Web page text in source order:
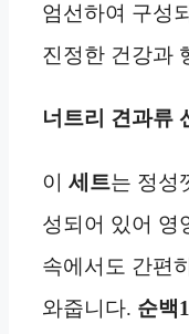
엄선하여 구성
진정한 건강과
너트리 견과류
이 세트는 정성
성되어 있어 영
속에서도 간편
와줍니다. 순백